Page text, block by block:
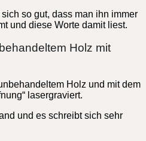
so gut, dass man ihn immer
und diese Worte damit liest.
Holz mit
Holz und mit dem
lasergraviert.
und es schreibt sich sehr